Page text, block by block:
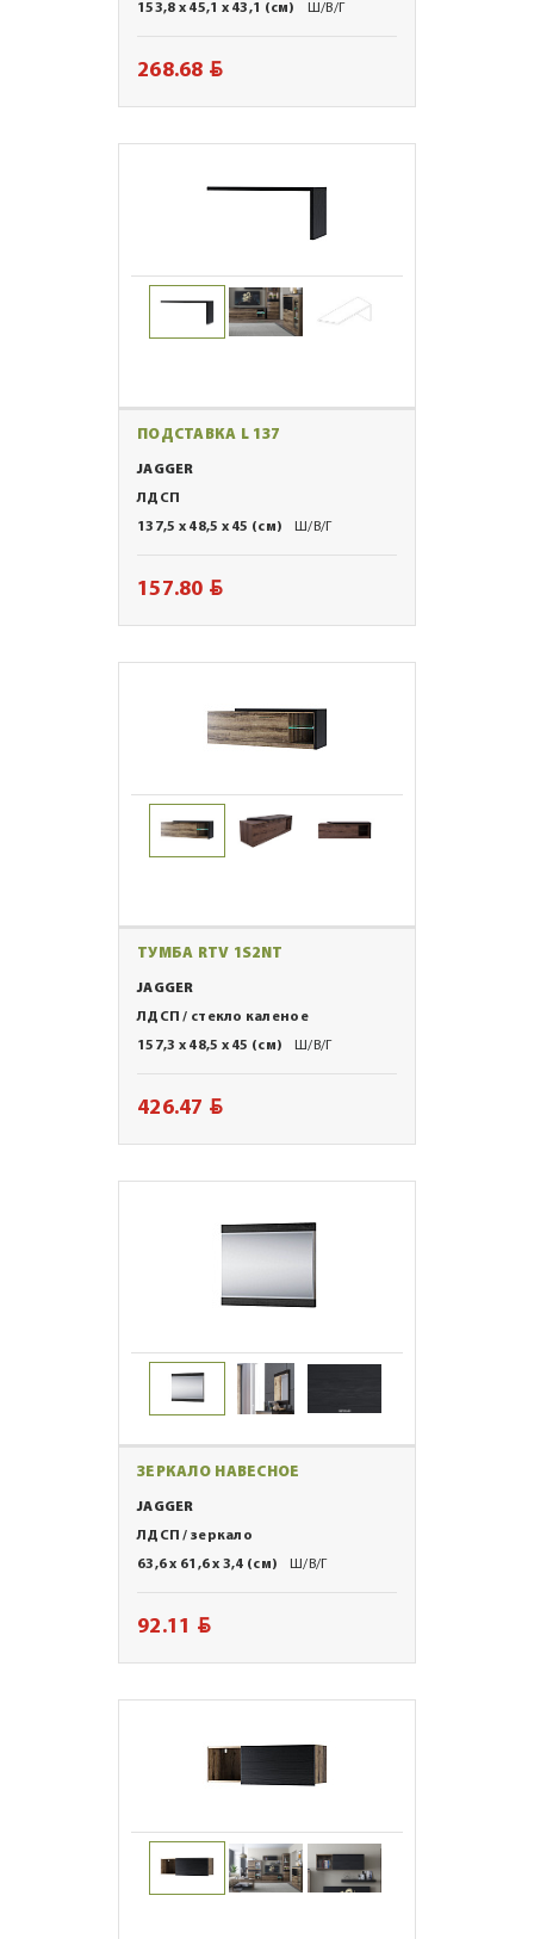
153,8 x 45,1 x 43,1 (см)
Ш/В/Г
268.68 BYN
ПОДСТАВКА L 137
JAGGER
ЛДСП
137,5 x 48,5 x 45 (см)
Ш/В/Г
157.80 BYN
ТУМБА RTV 1S2NT
JAGGER
ЛДСП / стекло каленое
157,3 x 48,5 x 45 (см)
Ш/В/Г
426.47 BYN
ЗЕРКАЛО НАВЕСНОЕ
JAGGER
ЛДСП / зеркало
63,6 x 61,6 x 3,4 (см)
Ш/В/Г
92.11 BYN